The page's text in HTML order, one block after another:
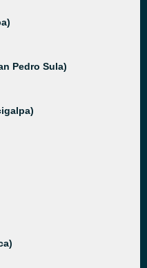
Pedro Sula)